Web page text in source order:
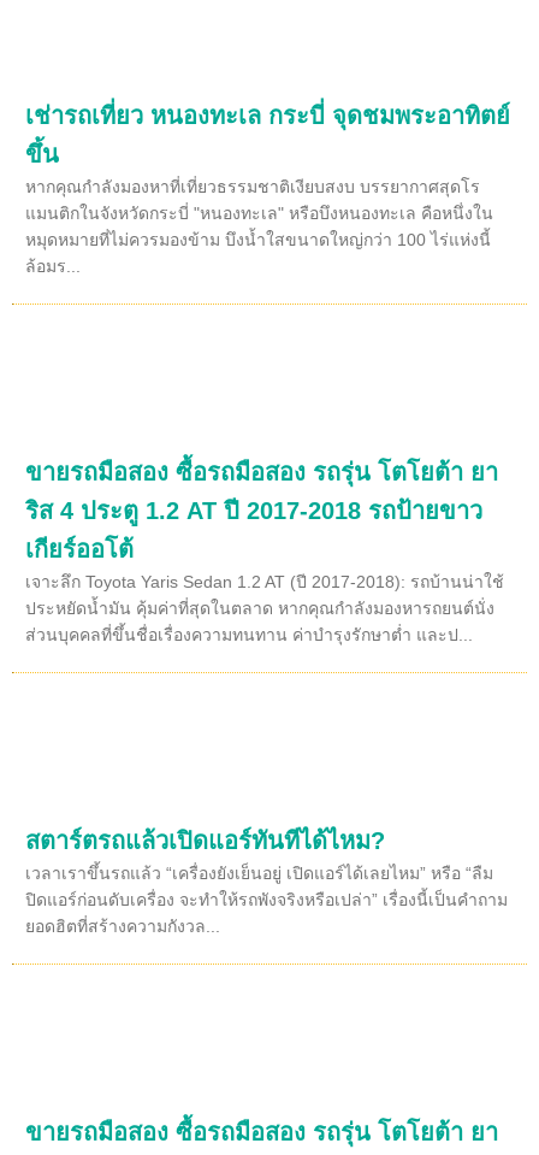
เช่ารถเที่ยว หนองทะเล กระบี่ จุดชมพระอาทิตย์
ขึ้น
หากคุณกำลังมองหาที่เที่ยวธรรมชาติเงียบสงบ บรรยากาศสุดโร
แมนติกในจังหวัดกระบี่ "หนองทะเล" หรือบึงหนองทะเล คือหนึ่งใน
หมุดหมายที่ไม่ควรมองข้าม บึงน้ำใสขนาดใหญ่กว่า 100 ไร่แห่งนี้
ล้อมร...
ขายรถมือสอง ซื้อรถมือสอง รถรุ่น โตโยต้า ยา
ริส 4 ประตู 1.2 AT ปี 2017-2018 รถป้ายขาว
เกียร์ออโต้
เจาะลึก Toyota Yaris Sedan 1.2 AT (ปี 2017-2018): รถบ้านน่าใช้
ประหยัดน้ำมัน คุ้มค่าที่สุดในตลาด หากคุณกำลังมองหารถยนต์นั่ง
ส่วนบุคคลที่ขึ้นชื่อเรื่องความทนทาน ค่าบำรุงรักษาต่ำ และป...
สตาร์ตรถแล้วเปิดแอร์ทันทีได้ไหม?
เวลาเราขึ้นรถแล้ว “เครื่องยังเย็นอยู่ เปิดแอร์ได้เลยไหม” หรือ “ลืม
ปิดแอร์ก่อนดับเครื่อง จะทำให้รถพังจริงหรือเปล่า” เรื่องนี้เป็นคำถาม
ยอดฮิตที่สร้างความกังวล...
ขายรถมือสอง ซื้อรถมือสอง รถรุ่น โตโยต้า ยา